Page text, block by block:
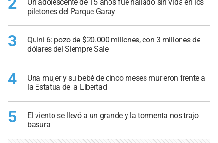
Un adolescente de 15 años fue hallado sin vida en los
piletones del Parque Garay
3
Quini 6: pozo de $20.000 millones, con 3 millones de
dólares del Siempre Sale
4
Una mujer y su bebé de cinco meses murieron frente a
la Estatua de la Libertad
5
El viento se llevó a un grande y la tormenta nos trajo
basura